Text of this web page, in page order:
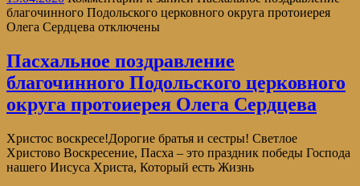
благочинного Подольского церковного округа протоиерея
Олега Сердцева отключены
Пасхальное поздравление
благочинного Подольского церковного
округа протоиерея Олега Сердцева
Христос воскресе!Дорогие братья и сестры! Светлое
Христово Воскресение, Пасха – это праздник победы Господа
нашего Иисуса Христа, Который есть Жизнь